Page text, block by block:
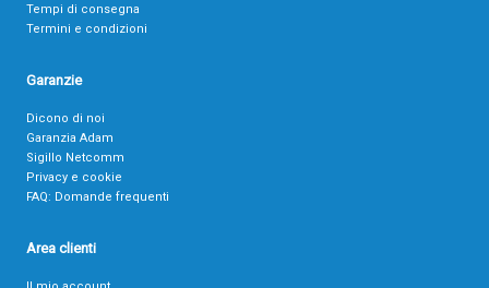
Tempi di consegna
Termini e condizioni
Garanzie
Dicono di noi
Garanzia Adam
Sigillo Netcomm
Privacy e cookie
FAQ: Domande frequenti
Area clienti